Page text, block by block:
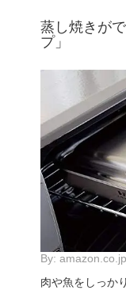
蒸し焼きが
プ」
By: amazon.co.jp
肉や魚をしっか